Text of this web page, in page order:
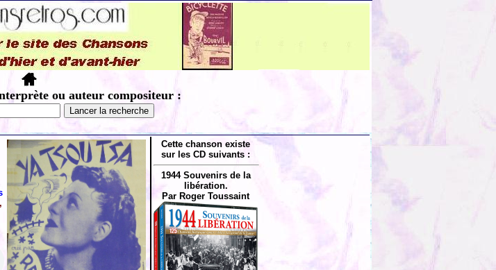
ou auteur compositeur :
,
Cette chanson existe
sur les CD suivants :
1944 Souvenirs de la
libération.
Par Roger Toussaint